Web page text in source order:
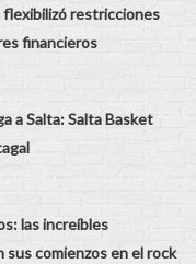
flexibilizó restricciones
financieros
a Salta: Salta Basket
las increíbles
sus comienzos en el rock